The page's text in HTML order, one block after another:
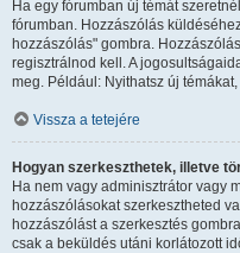
Ha egy fórumban új témát
fórumban. Hozzászólás
hozzászólás" gombra.
regisztrálnod kell. A
meg. Például: Nyithatsz új
Vissza a tetejére
Hogyan szerkeszthetek, illetve
Ha nem vagy adminisztrátor vagy
hozzászólásokat szerkesztheted
hozzászólást a szerkesztés
csak a beküldés utáni korlátozott